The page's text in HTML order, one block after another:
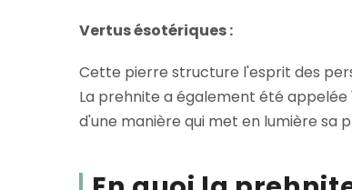
Vertus ésotériques :
Cette pierre structure l'esprit des
La prehnite a également été
d'une manière qui met en lumière sa